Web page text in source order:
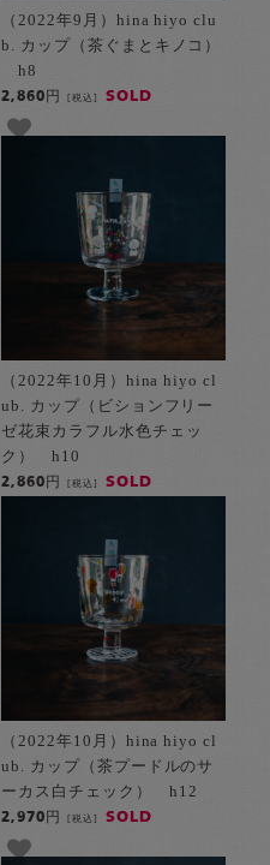
（2022年9月）hina hiyo clu
b. カップ（茶ぐまとキノコ）
h8
2,860円 [税込] SOLD
（2022年10月）hina hiyo cl
ub. カップ（ビションフリー
ゼ花束カラフル水色チェッ
ク） h10
2,860円 [税込] SOLD
（2022年10月）hina hiyo cl
ub. カップ（茶プードルのサ
ーカス白チェック） h12
2,970円 [税込] SOLD